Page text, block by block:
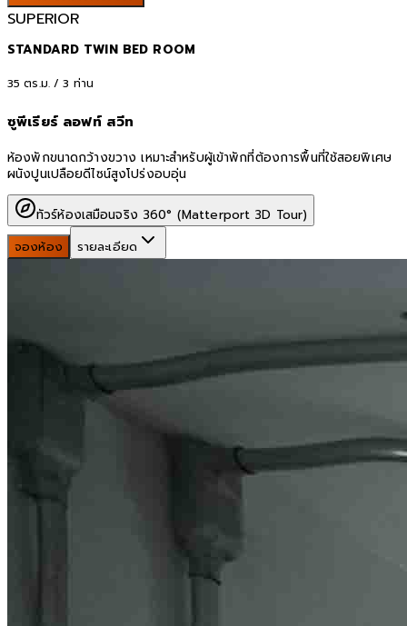
SUPERIOR
STANDARD TWIN BED ROOM
35 ตร.ม. /3 ท่าน
ซูพีเรียร์ ลอฟท์ สวีท
ห้องพักขนาดกว้างขวาง เหมาะสำหรับผู้เข้าพักที่ต้องการพื้นที่ใช้สอยพิเศษ
ผนังปูนเปลือยดีไซน์สูงโปร่งอบอุ่น
ทัวร์ห้องเสมือนจริง 360° (Matterport 3D Tour)
จองห้อง
รายละเอียด